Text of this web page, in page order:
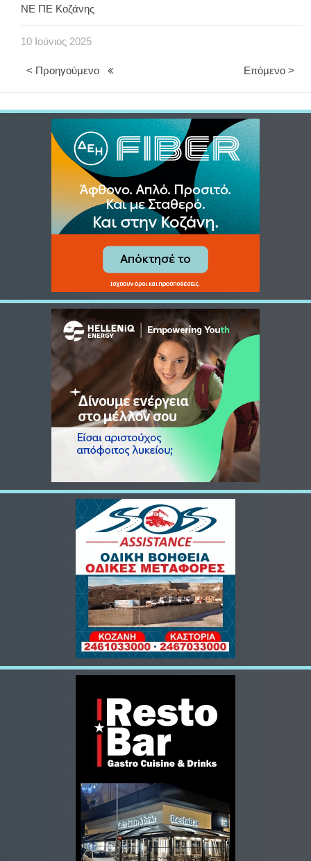
ΝΕ ΠΕ Κοζάνης
10 Ιούνιος 2025
< Προηγούμενο Επόμενο >